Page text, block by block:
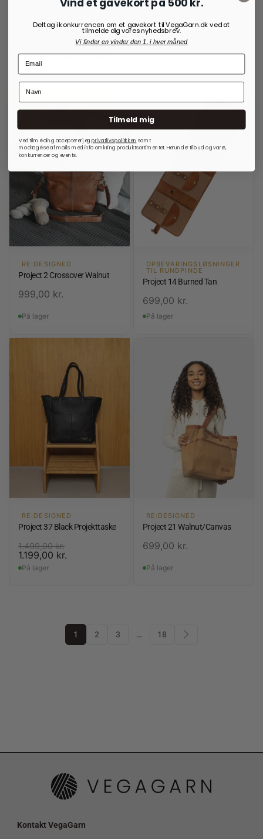
Vi anbefaler også:
RE:DESIGNED
Project 2 Crossover Walnut
999,00 kr.
På lager
OPBEVARINGSLØSNINGER
TIL RUNDPINDE
Project 14 Burned Tan
699,00 kr.
På lager
RE:DESIGNED
Project 37 Black Projekttaske
1.499,00kr.
1.199,00 kr.
På lager
RE:DESIGNED
Project 21 Walnut/Canvas
699,00 kr.
På lager
1 2 3 … 18
Kontakt VegaGarn
Deltag i konkurrencen om et gavekort til VegaGarn.dk ved at
tilmelde dig vores nyhedsbrev.
Vi finder en vinder den 1. i hver måned
Tilmeld mig
Ved tilmelding accepterer jegprivatlivspolitkken samt
modtagelse af mails med info omkring produktsortimentet. Herunder tilbud og varer,
konkurrencer og events.